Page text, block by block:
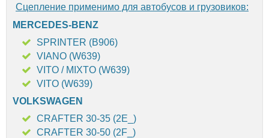
Сцепление применимо для автобусов и грузовиков:
MERCEDES-BENZ
SPRINTER (B906)
VIANO (W639)
VITO / MIXTO (W639)
VITO (W639)
VOLKSWAGEN
CRAFTER 30-35 (2E_)
CRAFTER 30-50 (2F_)